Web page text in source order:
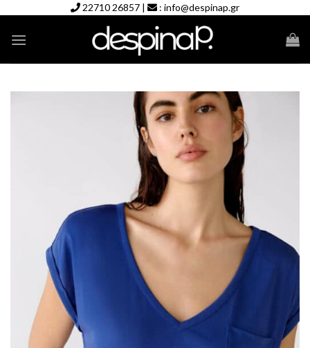
content
22710 26857 | : info@despinap.gr